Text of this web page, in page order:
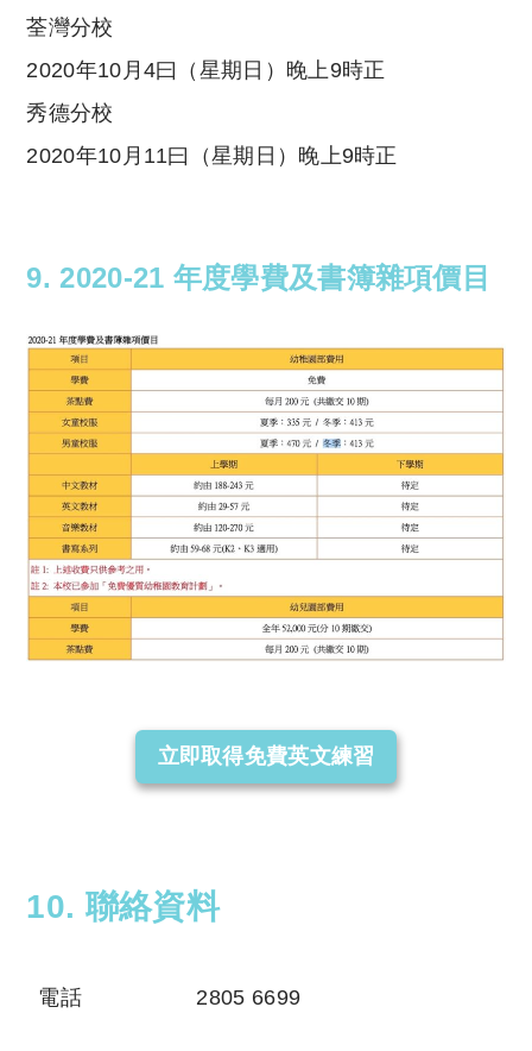
荃灣分校
2020年10月4曰（星期日）晚上9時正
秀德分校
2020年10月11曰（星期日）晚上9時正
9.2020-21 年度學費及書簿雜項價目
立即取得免費英文練習
10. 聯絡資料
電話 2805 6699